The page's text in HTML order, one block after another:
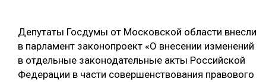
БИОЭНЕРГЕТИКА
ЛЕСОВОССТАНОВЛЕНИЕ И ЗАЩИТА
ЛОГИСТИКА
ТЕМАТИЧЕСКИЕ ПРОЕКТЫ
Депутаты Госдумы от Московской области внесли
в парламент законопроект «О внесении изменений
в отдельные законодательные акты Российской
Федерации в части совершенствования правового